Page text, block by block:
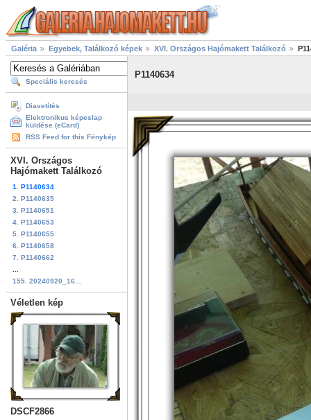
Galéria Egyebek, Találkozó képek XVI. Országos Hajómakett Találkozó
Speciális keresés
Diavetítés
Elektronikus képeslap
küldése (eCard)
RSS Feed for this Fénykép
XVI. Országos
Hajómakett Találkozó
1. P1140634
2. P1140635
3. P1140651
4. P1140653
5. P1140655
6. P1140658
7. P1140662
155. 20240920_16...
Véletlen kép
DSCF2866
P1140634